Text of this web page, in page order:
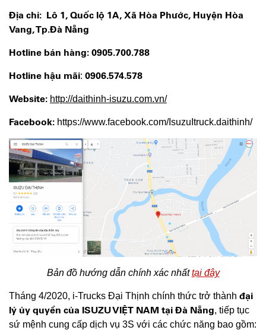
Địa chỉ: Lô 1, Quốc lộ 1A, Xã Hòa Phước, Huyện Hòa
Vang, Tp.Đà Nẵng
Hotline bán hàng:0905.700.788
Hotline hậu mãi: 0906.574.578
Website: http://daithinh-isuzu.com.vn/
Facebook: https://www.facebook.com/IsuzuItruck.daithinh/
Bản đồ hướng dẫn chính xác nhấttại đây
Tháng 4/2020, i-Trucks Đại Thịnh chính thức trở thành đại
lý ủy quyền của ISUZU VIỆT NAM tại Đà Nẵng, tiếp tục
sứ mệnh cung cấp dịch vụ 3S với các chức năng bao gồm: